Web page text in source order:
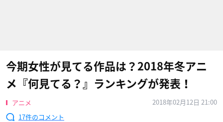
今期女性が見てる作品は？2018年冬アニ
メ『何見てる？』ランキングが発表！
アニメ
2018年02月12日 21:00
17